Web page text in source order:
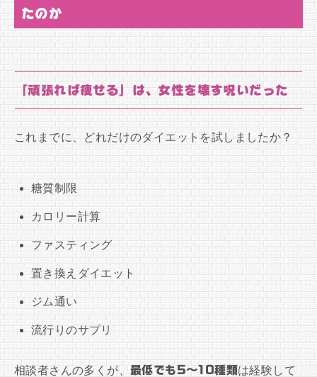
たのか
「頑張れば痩せる」は、女性を壊す呪いだった
これまでに、どれだけのダイエットを試しましたか？
糖質制限
カロリー計算
ファスティング
置き換えダイエット
ジム通い
流行りのサプリ
相談者さんの多くが、 最低でも5〜10種類は経験して